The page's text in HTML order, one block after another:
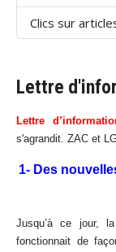
Clics sur
Lettre
Lettre
s'agrandit. ZAC et
1- Des
Jusqu’à ce jour,
fonctionnait de